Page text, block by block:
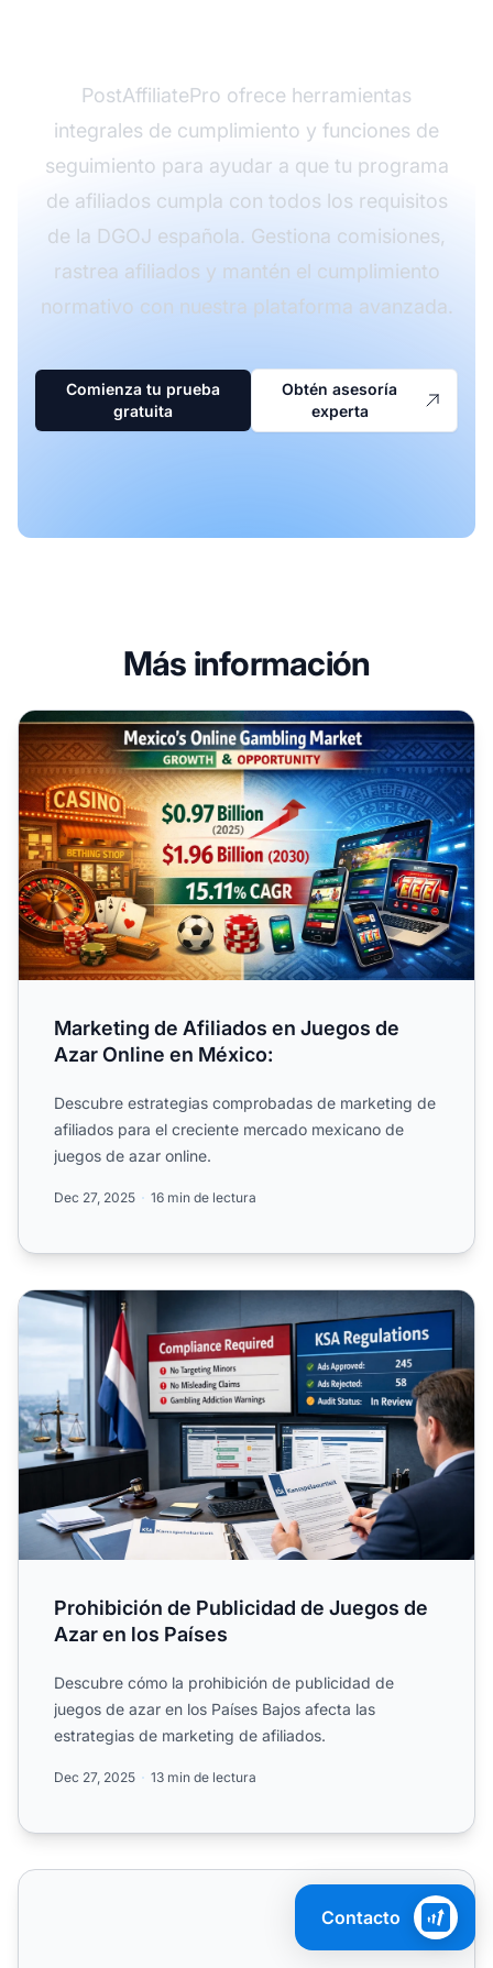
PostAffiliatePro ofrece herramientas
integrales de cumplimiento y funciones de
seguimiento para ayudar a que tu programa
de afiliados cumpla con todos los requisitos
de la DGOJ española. Gestiona comisiones,
rastrea afiliados y mantén el cumplimiento
normativo con nuestra plataforma avanzada.
Comienza tu prueba
gratuita
Obtén asesoría
experta
Más información
Marketing de Afiliados en Juegos de Azar Online en
Marketing de Afiliados en Juegos de
Azar Online en México:
Descubre estrategias comprobadas de marketing de
afiliados para el creciente mercado mexicano de
juegos de azar online.
Dec 27, 2025 16 min de lectura
Prohibición de Publicidad de Juegos de Azar en los
Prohibición de Publicidad de Juegos de
Azar en los Países
Descubre cómo la prohibición de publicidad de
juegos de azar en los Países Bajos afecta las
estrategias de marketing de afiliados.
Dec 27, 2025 13 min de lectura
Guía de Estrategias de Afiliados: Prohibición de Casinos
Contacto